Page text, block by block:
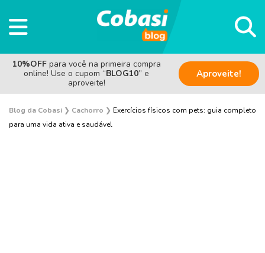
10%OFF para você na primeira compra
online! Use o cupom “BLOG10” e
aproveite!
Aproveite!
Blog da Cobasi ❯ Cachorro ❯ Exercícios físicos com pets: guia completo
para uma vida ativa e saudável